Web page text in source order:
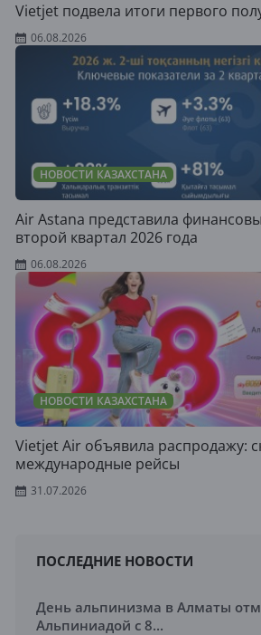
Vietjet подвела итоги первого
06.08.2026
НОВОСТИ КАЗАХСТАНА
Air Astana представила
второй квартал 2026 года
06.08.2026
НОВОСТИ КАЗАХСТАНА
Vietjet Air объявила распродажу:
международные рейсы
31.07.2026
ПОСЛЕДНИЕ НОВОСТИ
День альпинизма в Алматы
Альпиниадой с 8...